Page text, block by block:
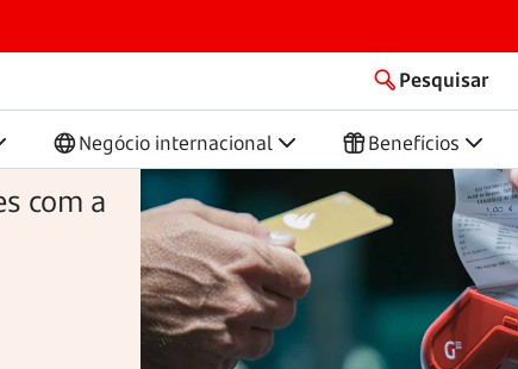
Pesquisar
Negócio internacional Benefícios
com a